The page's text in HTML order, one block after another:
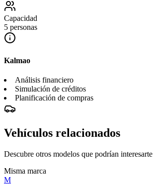
Capacidad
5 personas
Kalmao
Análisis financiero
Simulación de créditos
Planificación de compras
Vehículos relacionados
Descubre otros modelos que podrían interesarte
Misma marca
M